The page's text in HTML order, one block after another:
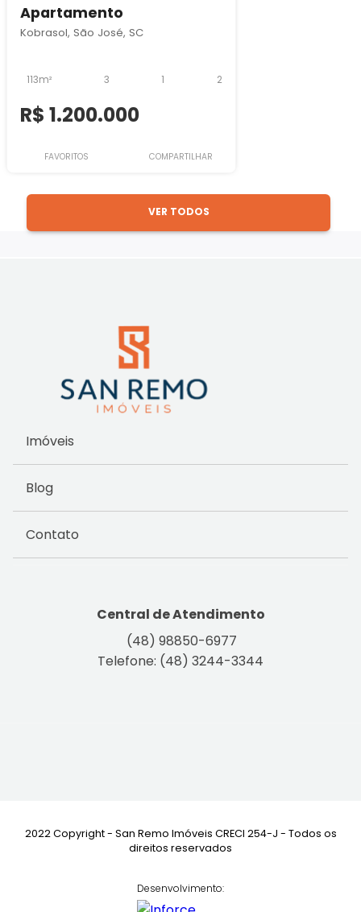
Apartamento
Kobrasol, São José, SC
113m² 3 1 2
R$ 1.200.000
FAVORITOS COMPARTILHAR
VER TODOS
Imóveis
Blog
Contato
Central de Atendimento
(48) 98850-6977
Telefone: (48) 3244-3344
2022 Copyright - San Remo Imóveis CRECI 254-J - Todos os
direitos reservados
Desenvolvimento: